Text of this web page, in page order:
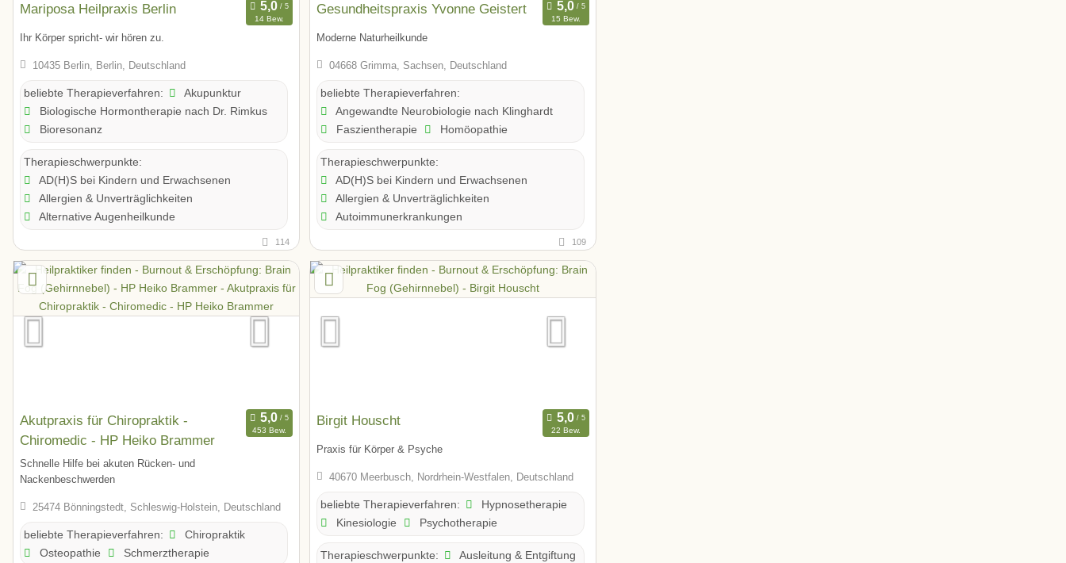
Mariposa Heilpraxis Berlin
14 Bew.
Ihr Körper spricht- wir hören zu.
10435 Berlin, Berlin, Deutschland
beliebte Therapieverfahren:
Akupunktur
Biologische Hormontherapie nach Dr. Rimkus
Bioresonanz
Therapieschwerpunkte:
AD(H)S bei Kindern und Erwachsenen
Allergien & Unverträglichkeiten
Alternative Augenheilkunde
114
Gesundheitspraxis Yvonne Geistert
15 Bew.
Moderne Naturheilkunde
04668 Grimma, Sachsen, Deutschland
beliebte Therapieverfahren:
Angewandte Neurobiologie nach Klinghardt
Faszientherapie
Homöopathie
Therapieschwerpunkte:
AD(H)S bei Kindern und Erwachsenen
Allergien & Unverträglichkeiten
Autoimmunerkrankungen
109
Akutpraxis für Chiropraktik -
Chiromedic - HP Heiko Brammer
453 Bew.
Schnelle Hilfe bei akuten Rücken- und
Nackenbeschwerden
25474 Bönningstedt, Schleswig-Holstein, Deutschland
beliebte Therapieverfahren:
Chiropraktik
Osteopathie
Schmerztherapie
Birgit Houscht
22 Bew.
Praxis für Körper & Psyche
40670 Meerbusch, Nordrhein-Westfalen, Deutschland
beliebte Therapieverfahren:
Hypnosetherapie
Kinesiologie
Psychotherapie
Therapieschwerpunkte:
Ausleitung & Entgiftung